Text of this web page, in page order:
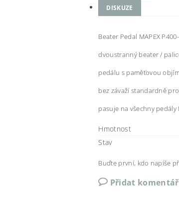
DISKUZE
Beater Pedal MAPEX
dvoustranný beater /
pedálu s paměťovou
bez závaží standardně
pasuje na všechny pedály
Hmotnost
Stav
Buďte první, kdo napíše
Přidat komentář